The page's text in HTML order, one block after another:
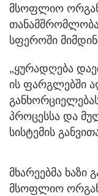
მსოფლიო
სფეროში
„ყურადღება
ის ფარგლებში
პროცესსა და
სისტემის
მხარეებმა ხაზი
მსოფლიო